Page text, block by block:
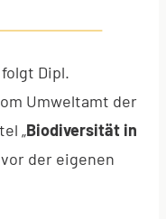
folgt Dipl.
Umweltamt der
„Biodiversität in
der eigenen